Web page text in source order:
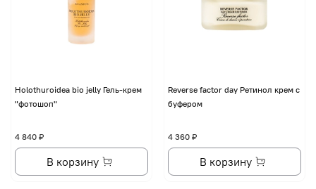
Holothuroidea bio jelly Гель-крем
"фотошоп"
4 840 ₽
В корзину
Reverse factor day Ретинол крем с
буфером
4 360 ₽
В корзину